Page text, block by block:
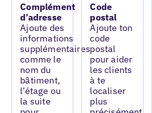
Complément
d’adresse
Ajoute des
informations
supplémentaires
comme le
nom du
bâtiment,
l’étage ou
la suite
Code
postal
Ajoute ton
code
postal
pour aider
les clients
à te
localiser
plus